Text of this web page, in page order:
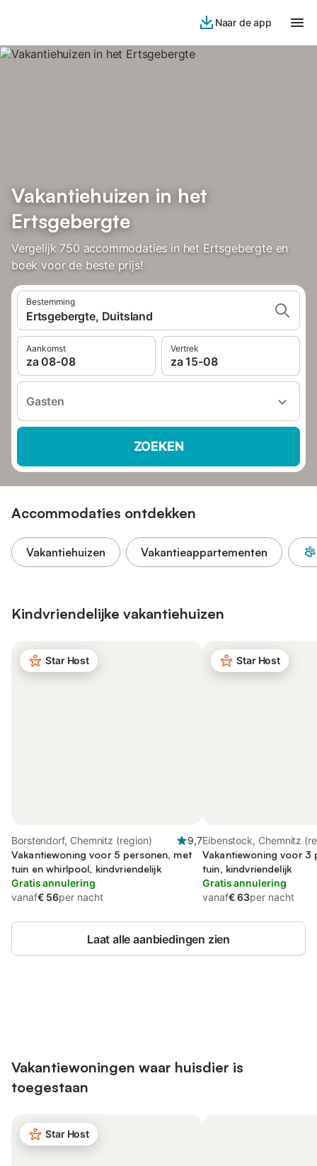
Naar de app
Vakantiehuizen in het
Ertsgebergte
Vergelijk 750 accommodaties in het Ertsgebergte en
boek voor de beste prijs!
Bestemming
Ertsgebergte, Duitsland
Aankomst
za 08-08
Vertrek
za 15-08
Gasten
ZOEKEN
Accommodaties ontdekken
Vakantiehuizen Vakantieappartementen
Kindvriendelijke vakantiehuizen
Star Host
Borstendorf, Chemnitz (region)
9,7
Vakantiewoning voor 5 personen, met
tuin en whirlpool, kindvriendelijk
Gratis annulering
vanaf€ 56per nacht
Star Host
Eibenstock, Chemnitz
Vakantiewoning voor 3
tuin, kindvriendelijk
Gratis annulering
vanaf€ 63per nacht
Laat alle aanbiedingen zien
Vakantiewoningen waar huisdier is
toegestaan
Star Host